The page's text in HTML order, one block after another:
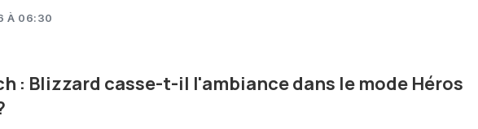
À 06:30
: Blizzard casse-t-il l'ambiance dans le mode Héros